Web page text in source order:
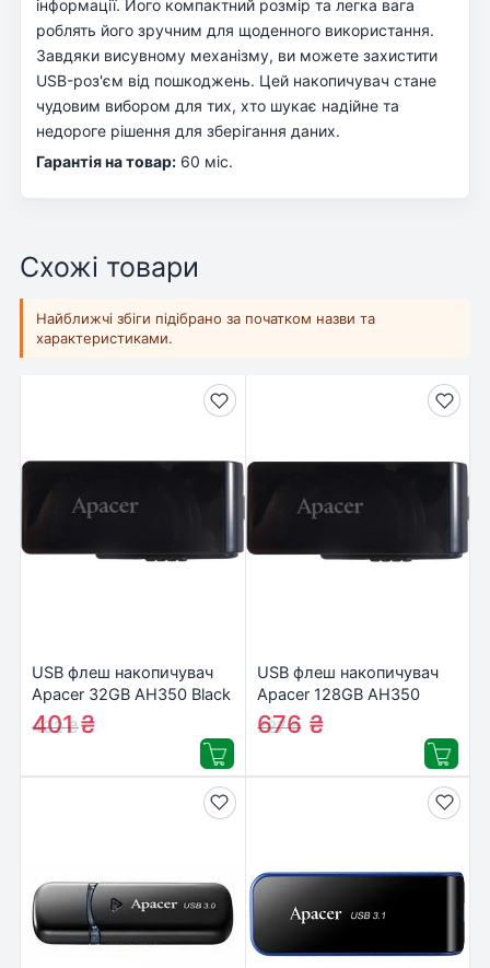
інформації. Його компактний розмір та легка вага
роблять його зручним для щоденного використання.
Завдяки висувному механізму, ви можете захистити
USB-роз'єм від пошкоджень. Цей накопичувач стане
чудовим вибором для тих, хто шукає надійне та
недороге рішення для зберігання даних.
Гарантія на товар: 60 міс.
Схожі товари
Найближчі збіги підібрано за початком назви та
характеристиками.
USB флеш накопичувач
Apacer 32GB AH350 Black
RP USB3.0
(AP32GAH350B-1)
432₴
401₴
USB флеш накопичувач
Apacer 128GB AH350
Black RP USB3.0
(AP128GAH350B-1)
727₴
676 ₴